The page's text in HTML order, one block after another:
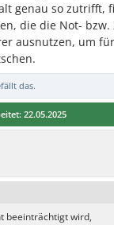
genau so zutrifft,
die die Not- bzw.
ausnutzen, um
das.
22.05.2025
beeinträchtigt wird,